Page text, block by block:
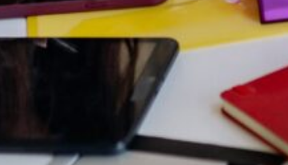
UOL
y recursos